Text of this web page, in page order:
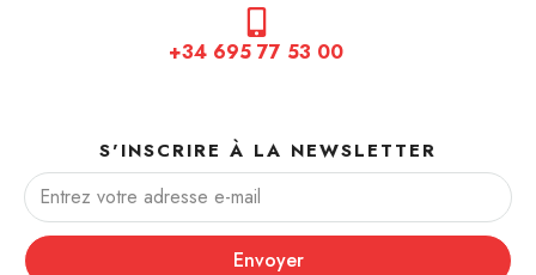
+34 695 77 53 00
S'INSCRIRE À LA NEWSLETTER
Envoyer